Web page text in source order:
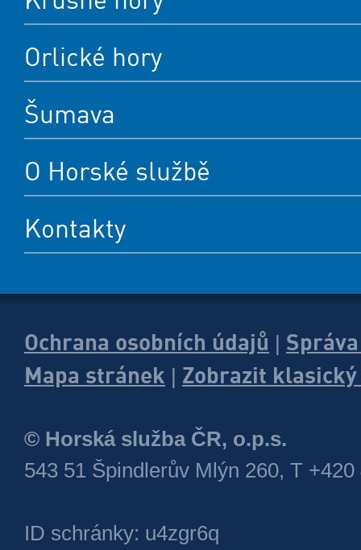
Orlické hory
Šumava
O Horské službě
Kontakty
Ochrana osobních údajů
Mapa stránek
Zobrazit
© Horská služba ČR, o.p.s.
543 51 Špindlerův Mlýn 260, T +420
ID schránky: u4zgr6q